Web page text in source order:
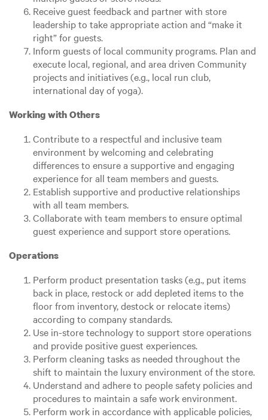
Receive guest feedback and partner with store
leadership to take appropriate action and “make it
right” for guests.
Inform guests of local community programs. Plan and
execute local, regional, and area driven Community
projects and initiatives (e.g., local run club,
international day of yoga).
Working with Others
Contribute to a respectful and inclusive team
environment by welcoming and celebrating
differences to ensure a supportive and engaging
experience for all team members and guests.
Establish supportive and productive relationships
with all team members.
Collaborate with team members to ensure optimal
guest experience and support store operations.
Operations
Perform product presentation tasks (e.g., put items
back in place, restock or add depleted items to the
floor from inventory, destock or relocate items)
according to company standards.
Use in-store technology to support store operations
and provide positive guest experiences.
Perform cleaning tasks as needed throughout the
shift to maintain the luxury environment of the store.
Understand and adhere to people safety policies and
procedures to maintain a safe work environment.
Perform work in accordance with applicable policies,